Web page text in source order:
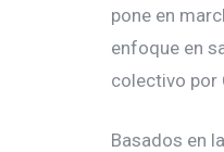
pone en
enfoque en
colectivo por
Basados en